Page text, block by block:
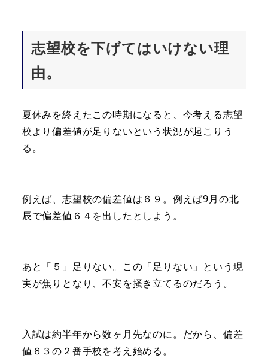
志望校を下げてはいけない理
由。
夏休みを終えたこの時期になると、今考える志望
校より偏差値が足りないという状況が起こりう
る。
例えば、志望校の偏差値は６９。例えば9月の北
辰で偏差値６４を出したとしよう。
あと「５」足りない。この「足りない」という現
実が焦りとなり、不安を掻き立てるのだろう。
入試は約半年から数ヶ月先なのに。だから、偏差
値６３の２番手校を考え始める。